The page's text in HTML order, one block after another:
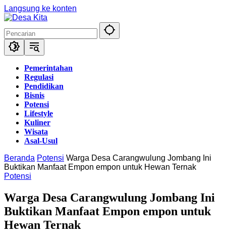
Langsung ke konten
Pemerintahan
Regulasi
Pendidikan
Bisnis
Potensi
Lifestyle
Kuliner
Wisata
Asal-Usul
Beranda Potensi Warga Desa Carangwulung Jombang Ini
Buktikan Manfaat Empon empon untuk Hewan Ternak
Potensi
Warga Desa Carangwulung Jombang Ini
Buktikan Manfaat Empon empon untuk
Hewan Ternak